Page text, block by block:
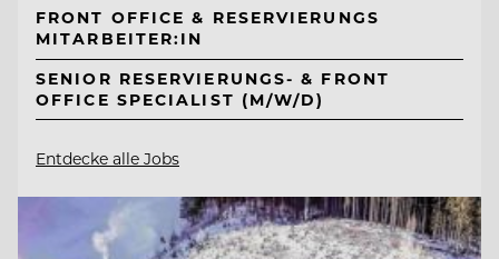
FRONT OFFICE & RESERVIERUNGS
MITARBEITER:IN
SENIOR RESERVIERUNGS- & FRONT
OFFICE SPECIALIST (M/W/D)
Entdecke alle Jobs